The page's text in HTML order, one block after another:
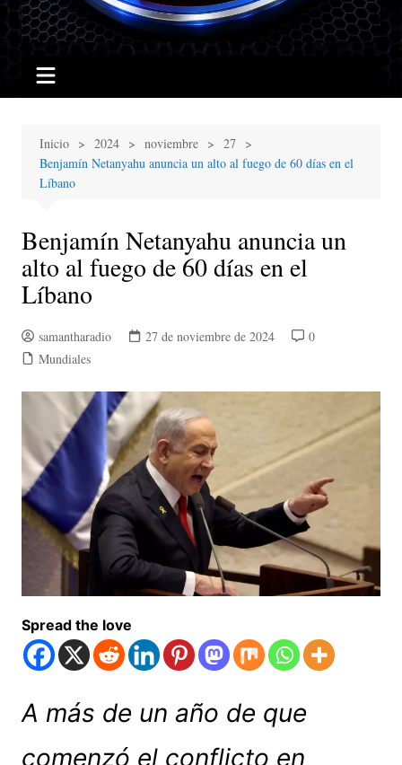
Inicio 2024 noviembre
27
Benjamín Netanyahu anuncia un alto al fuego de 60 días en el
Líbano
Benjamín Netanyahu anuncia un
alto al fuego de 60 días en el
Líbano
samantharadio 27 de noviembre de 2024
0
Mundiales
Spread the love
A más de un año de que
comenzó el conflicto en